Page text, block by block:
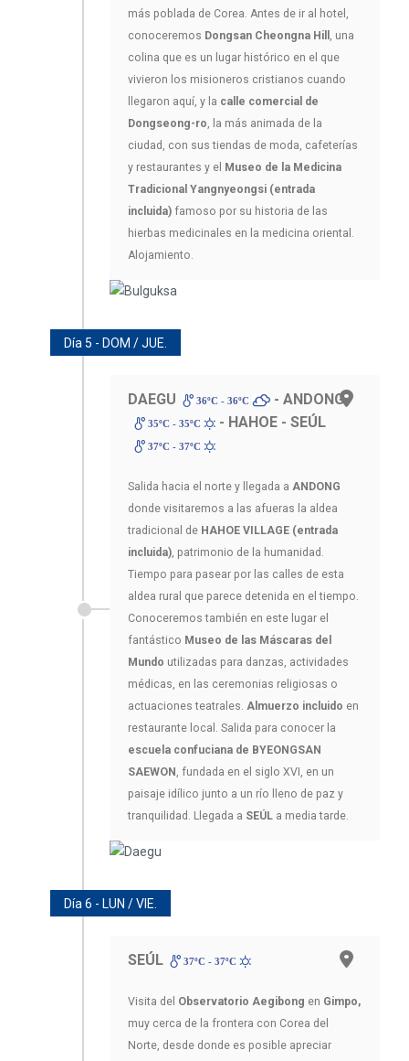
más poblada de Corea. Antes de ir al hotel,
conoceremos Dongsan Cheongna Hill , una
colina que es un lugar histórico en el que
vivieron los misioneros cristianos cuando
llegaron aquí, y la calle comercial de
Dongseong-ro, la más animada de la
ciudad, con sus tiendas de moda, cafeterías
y restaurantes y el Museo de la Medicina
Tradicional Yangnyeongsi (entrada
incluida) famoso por su historia de las
hierbas medicinales en la medicina oriental.
Alojamiento.
Día 5 - DOM / JUE.
DAEGU 36ºC - 36ºC - ANDONG
35ºC - 35ºC - HAHOE - SEÚL
37ºC - 37ºC
Salida hacia el norte y llegada a ANDONG
donde visitaremos a las afueras la aldea
tradicional de HAHOE VILLAGE (entrada
incluida), patrimonio de la humanidad.
Tiempo para pasear por las calles de esta
aldea rural que parece detenida en el tiempo.
Conoceremos también en este lugar el
fantástico Museo de las Máscaras del
Mundo utilizadas para danzas, actividades
médicas, en las ceremonias religiosas o
actuaciones teatrales. Almuerzo incluido en
restaurante local. Salida para conocer la
escuela confuciana de BYEONGSAN
SAEWON , fundada en el siglo XVI, en un
paisaje idílico junto a un río lleno de paz y
tranquilidad. Llegada a SEÚL a media tarde.
Día 6 - LUN / VIE.
SEÚL 37ºC - 37ºC
Visita del Observatorio Aegibong en Gimpo,
muy cerca de la frontera con Corea del
Norte, desde donde es posible apreciar